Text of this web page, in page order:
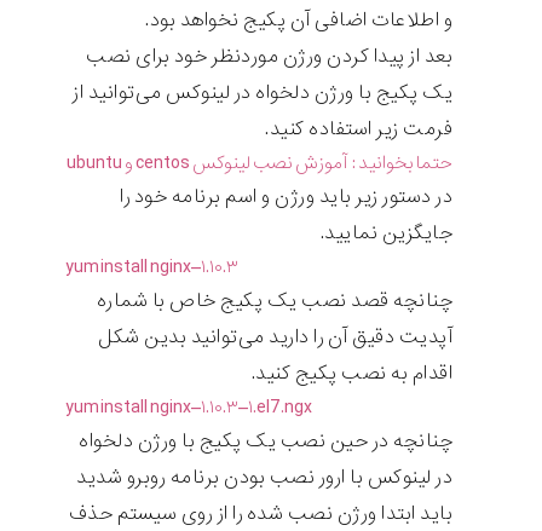
و اطلاعات اضافی آن پکیج نخواهد بود.
بعد از پیدا کردن ورژن موردنظر خود برای نصب
یک پکیج با ورژن دلخواه در لینوکس می‌توانید از
فرمت زیر استفاده کنید.
حتما بخوانید : آموزش نصب لینوکس centos و ubuntu
در دستور زیر باید ورژن و اسم برنامه خود را
جایگزین نمایید.
yuminstallnginx–۱.۱۰.۳
چنانچه قصد نصب یک پکیج خاص با شماره
آپدیت دقیق آن را دارید می‌توانید بدین شکل
اقدام به نصب پکیج کنید.
yuminstallnginx–۱.۱۰.۳–۱.el7.ngx
چنانچه در حین نصب یک پکیج با ورژن دلخواه
در لینوکس با ارور نصب بودن برنامه روبرو شدید
باید ابتدا ورژن نصب شده را از روی سیستم حذف